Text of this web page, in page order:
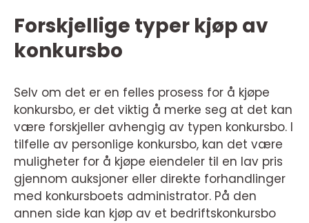
Forskjellige typer kjøp av
konkursbo
Selv om det er en felles prosess for å kjøpe
konkursbo, er det viktig å merke seg at det kan
være forskjeller avhengig av typen konkursbo. I
tilfelle av personlige konkursbo, kan det være
muligheter for å kjøpe eiendeler til en lav pris
gjennom auksjoner eller direkte forhandlinger
med konkursboets administrator. På den
annen side kan kjøp av et bedriftskonkursbo